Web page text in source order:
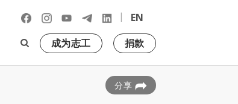
|
EN
成为志工 捐款
分享